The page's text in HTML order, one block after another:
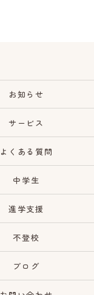
お知らせ
サービス
よくある質問
中学生
進学支援
不登校
ブログ